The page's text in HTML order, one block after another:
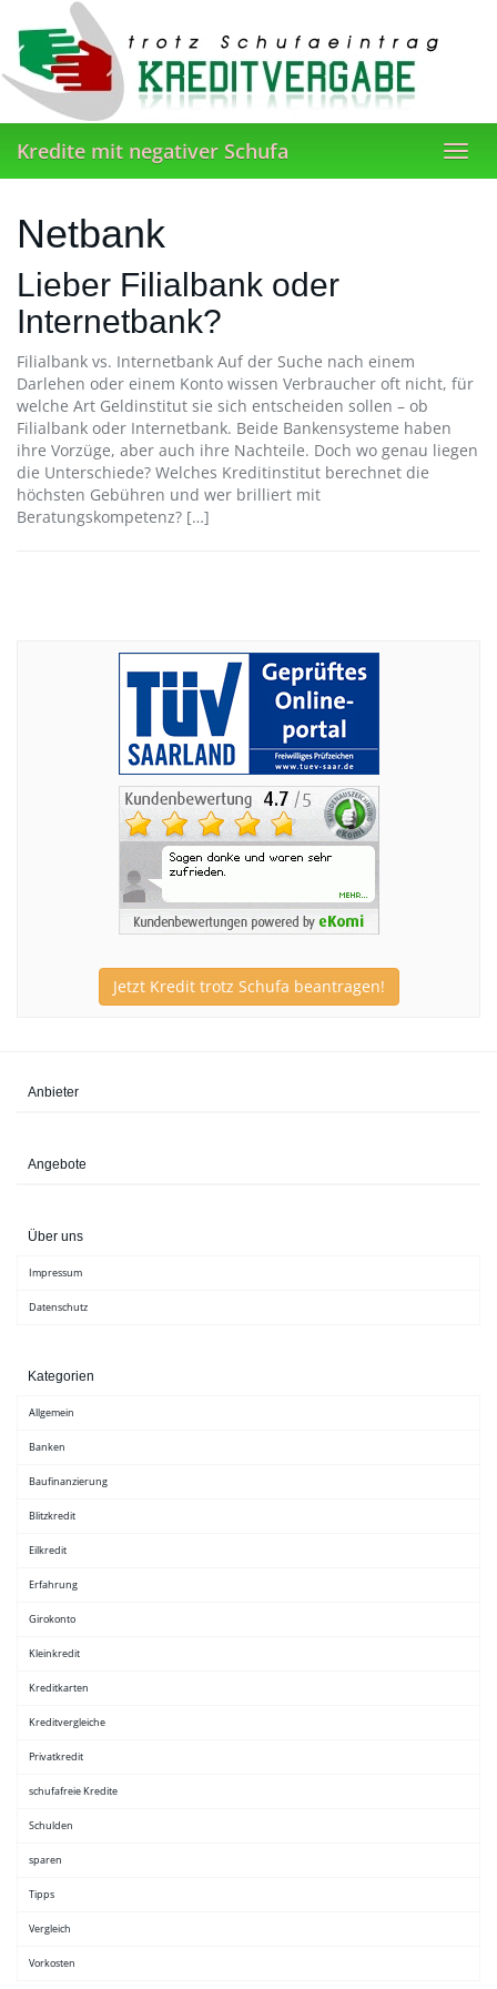
main
content
Kredite mit negativer Schufa
Netbank
Lieber Filialbank oder
Internetbank?
Filialbank vs. Internetbank Auf der Suche nach einem
Darlehen oder einem Konto wissen Verbraucher oft nicht, für
welche Art Geldinstitut sie sich entscheiden sollen – ob
Filialbank oder Internetbank. Beide Bankensysteme haben
ihre Vorzüge, aber auch ihre Nachteile. Doch wo genau liegen
die Unterschiede? Welches Kreditinstitut berechnet die
höchsten Gebühren und wer brilliert mit
Beratungskompetenz? […]
Jetzt Kredit trotz Schufa beantragen!
Anbieter
Angebote
Über uns
Impressum
Datenschutz
Kategorien
Allgemein
Banken
Baufinanzierung
Blitzkredit
Eilkredit
Erfahrung
Girokonto
Kleinkredit
Kreditkarten
Kreditvergleiche
Privatkredit
schufafreie Kredite
Schulden
sparen
Tipps
Vergleich
Vorkosten